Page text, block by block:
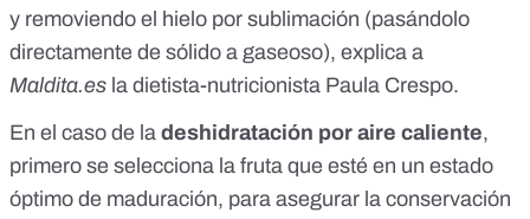
y removiendo el hielo por sublimación (pasándolo
directamente de sólido a gaseoso), explica a
Maldita.es la dietista-nutricionista Paula Crespo.
En el caso de la deshidratación por aire caliente,
primero se selecciona la fruta que esté en un estado
óptimo de maduración, para asegurar la conservación